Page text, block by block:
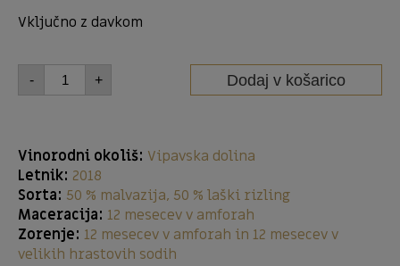
Vključno z davkom
- + Dodaj v košarico
Vinorodni okoliš: Vipavska dolina
Letnik: 2018
Sorta: 50 % malvazija, 50 % laški rizling
Maceracija: 12 mesecev v amforah
Zorenje: 12 mesecev v amforah in 12 mesecev v
velikih hrastovih sodih